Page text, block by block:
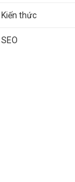
Kiến thức
SEO